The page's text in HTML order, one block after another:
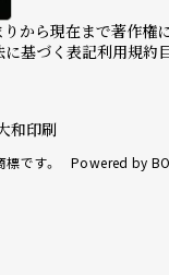
りから現在まで著作権
基づく表記利用規約
和印刷
標です。 Powered by